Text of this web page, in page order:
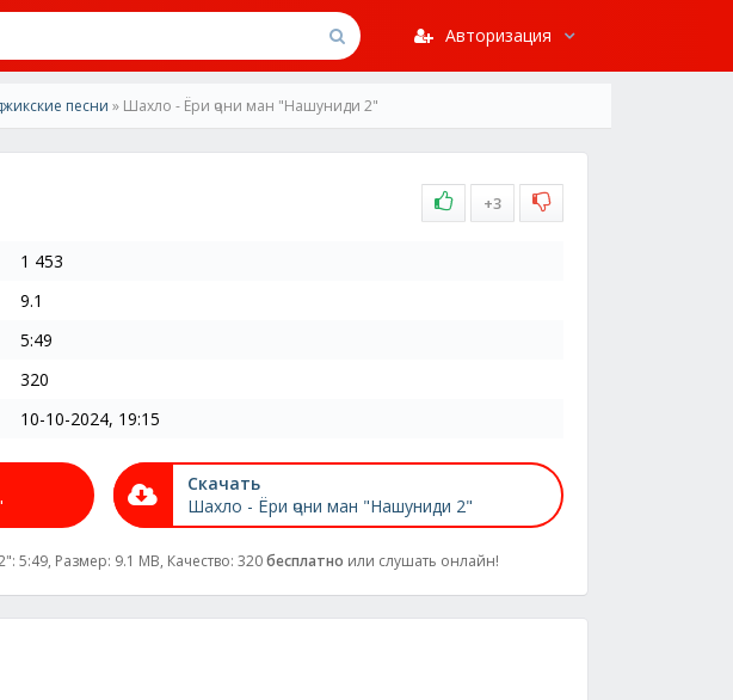
Авторизация
песни » Шахло - Ёри ҷони ман "Нашуниди 2"
+3
1 453
9.1
5:49
320
10-10-2024, 19:15
Скачать
Шахло - Ёри ҷони ман "Нашуниди 2"
5:49, Размер: 9.1 MB, Качество: 320бесплатно или слушать онлайн!